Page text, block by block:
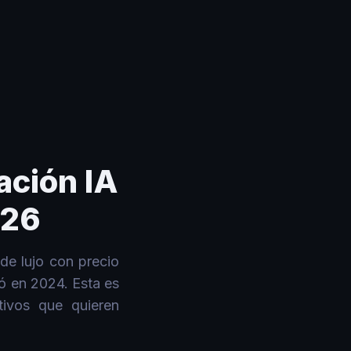
IA
lujo con precio
en 2024. Esta es
que quieren